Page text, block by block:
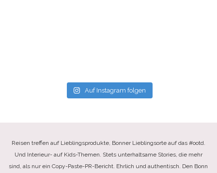
Auf Instagram folgen
Reisen treffen auf Lieblingsprodukte, Bonner Lieblingsorte auf das #ootd.
Und Interieur- auf Kids-Themen. Stets unterhaltsame Stories, die mehr
sind, als nur ein Copy-Paste-PR-Bericht. Ehrlich und authentisch. Den Bonn